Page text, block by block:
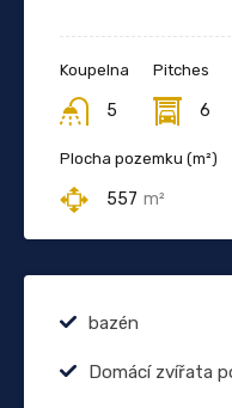
Koupelna
5
Pitches
6
Plocha pozemku (m²)
557 m²
bazén
Domácí zvířata